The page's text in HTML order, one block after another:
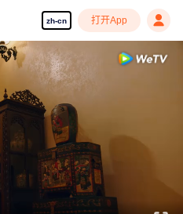
zh-cn 打开App